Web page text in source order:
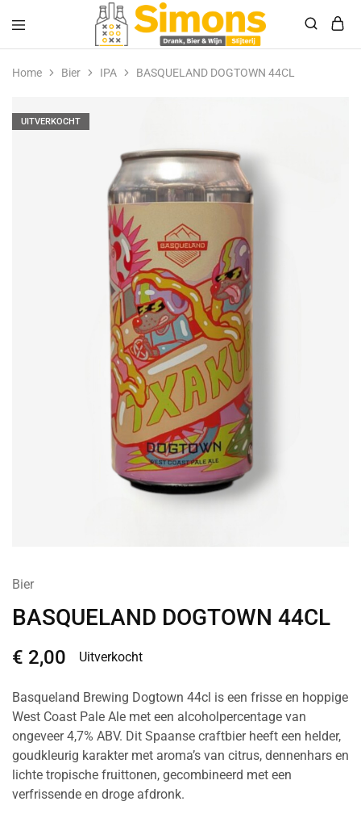
Simonsdrank.nl
Drank,
Bier
&
Home Bier IPA BASQUELAND DOGTOWN 44CL
UITVERKOCHT
Bier
BASQUELAND DOGTOWN 44CL
€ 2,00 Uitverkocht
Basqueland Brewing Dogtown 44cl is een frisse en hoppige
West Coast Pale Ale met een alcoholpercentage van
ongeveer 4,7% ABV. Dit Spaanse craftbier heeft een helder,
goudkleurig karakter met aroma’s van citrus, dennenhars en
lichte tropische fruittonen, gecombineerd met een
verfrissende en droge afdronk.